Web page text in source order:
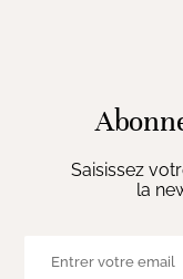
Saisissez
la